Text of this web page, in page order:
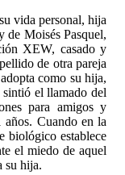
vida personal, hija
Moisés Pasquel,
XEW, casado y
de otra pareja
como su hija,
el llamado del
para amigos y
Cuando en la
biológico establece
el miedo de aquel
su hija.